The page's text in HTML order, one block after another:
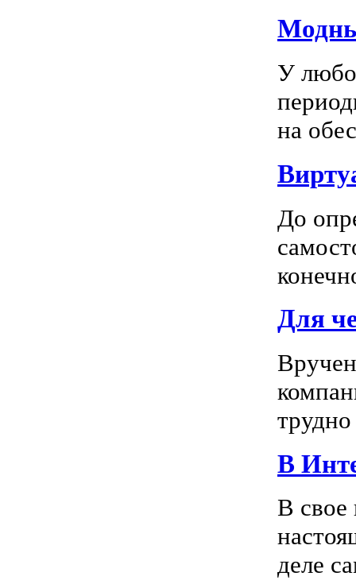
У
на
До
Для
В
В свое
деле